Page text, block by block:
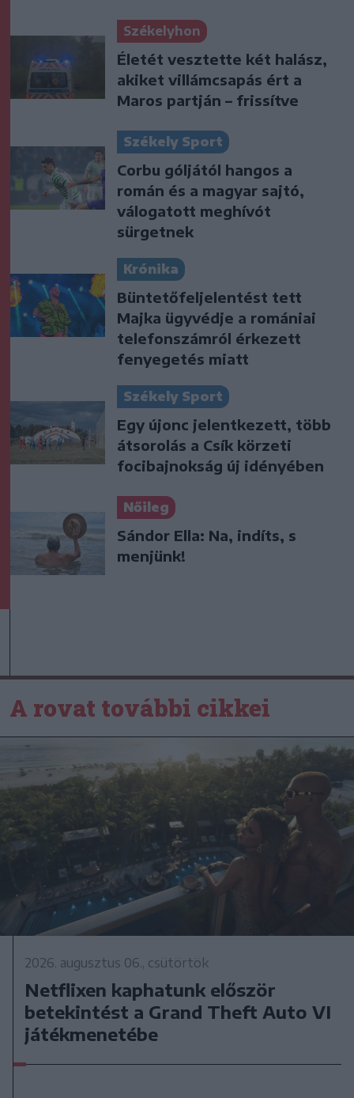
Székelyhon
Életét vesztette két halász,
akiket villámcsapás ért a
Maros partján – frissítve
Székely Sport
Corbu góljától hangos a
román és a magyar sajtó,
válogatott meghívót
sürgetnek
Krónika
Büntetőfeljelentést tett
Majka ügyvédje a romániai
telefonszámról érkezett
fenyegetés miatt
Székely Sport
Egy újonc jelentkezett, több
átsorolás a Csík körzeti
focibajnokság új idényében
Nőileg
Sándor Ella: Na, indíts, s
menjünk!
A rovat további cikkei
2026. augusztus 06., csütörtök
Netflixen kaphatunk először
betekintést a Grand Theft Auto VI
játékmenetébe